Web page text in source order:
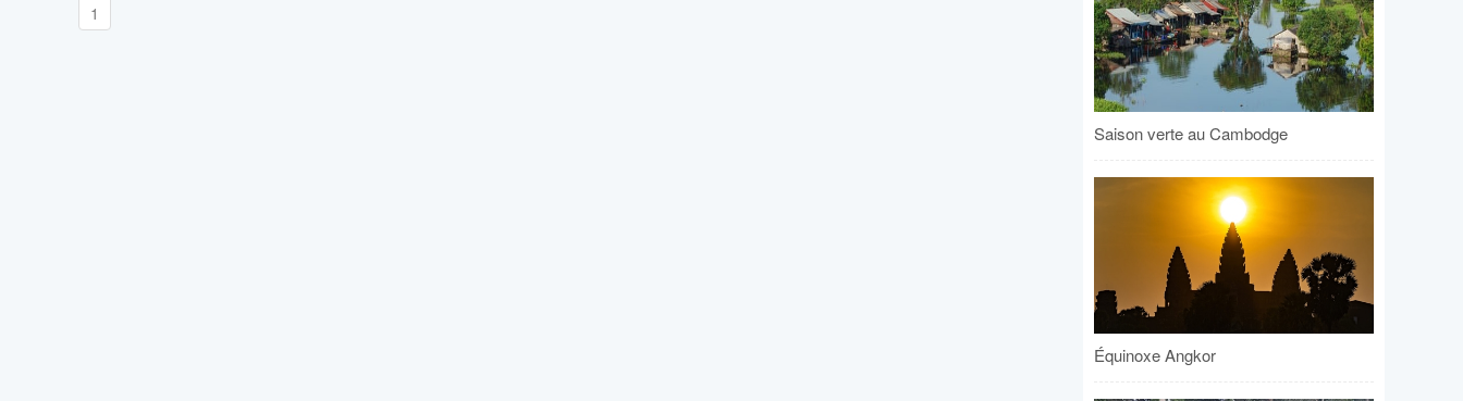
1
Saison verte au Cambodge
Équinoxe Angkor